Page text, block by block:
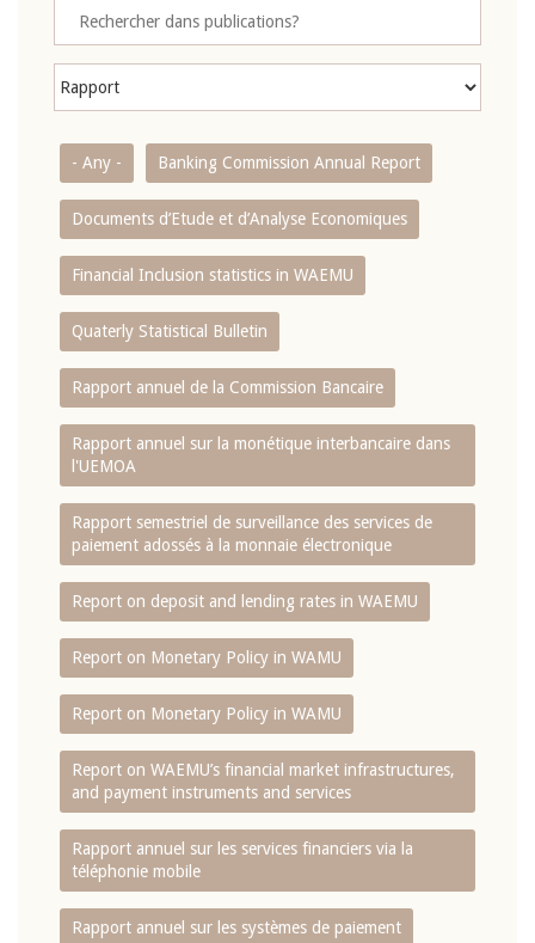
- Any - Banking Commission Annual Report
Documents d’Etude et d’Analyse Economiques
Financial Inclusion statistics in WAEMU
Quaterly Statistical Bulletin
Rapport annuel de la Commission Bancaire
Rapport annuel sur la monétique interbancaire dans
l'UEMOA
Rapport semestriel de surveillance des services de
paiement adossés à la monnaie électronique
Report on deposit and lending rates in WAEMU
Report on Monetary Policy in WAMU
Report on Monetary Policy in WAMU
Report on WAEMU’s financial market infrastructures,
and payment instruments and services
Rapport annuel sur les services financiers via la
téléphonie mobile
Rapport annuel sur les systèmes de paiement